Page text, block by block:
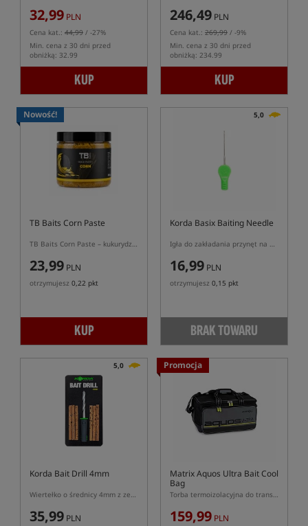
32,99 PLN
Cena kat.: 44,99 / -27%
Min. cena z 30 dni przed
obniżką: 32.99
KUP
246,49 PLN
Cena kat.: 269,99 / -9%
Min. cena z 30 dni przed
obniżką: 234.99
KUP
Nowość!
TB Baits Corn Paste
TB Baits Corn Paste – kukurydziana pasta do oblepiania przynęt
23,99 PLN
otrzymujesz 0,22 pkt
KUP
5,0
Korda Basix Baiting Needle
Igła do zakładania przynęt na włos
16,99 PLN
otrzymujesz 0,15 pkt
BRAK TOWARU
5,0
Korda Bait Drill 4mm
Wiertełko o średnicy 4mm z zestawem korków balansowania do przynęt
35,99 PLN
Promocja
Matrix Aquos Ultra Bait Cool
Bag
Torba termoizolacyjna do transportu przynęt
159,99 PLN